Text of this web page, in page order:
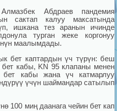
Абдраев пандемия
сактап калуу максатында
ишкана тез аранын ичинде
турган жеке коргонуу
маалымдады.
бет каптардын үч түрүн: беш
бет кабы, KN 95 клапаны менен
бет кабы жана үч катмарлуу
үчүн шаймандар сатылып
100 миң даанага чейин бет кап